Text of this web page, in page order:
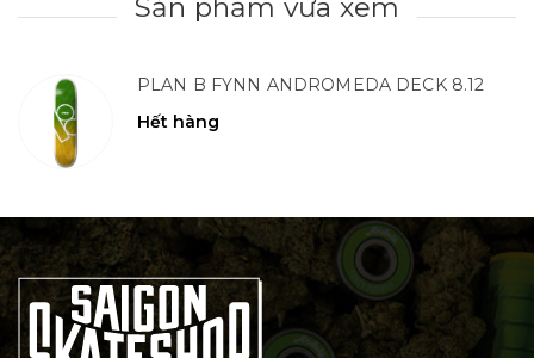
Sản phẩm vừa xem
PLAN B FYNN ANDROMEDA DECK 8.12
Hết hàng